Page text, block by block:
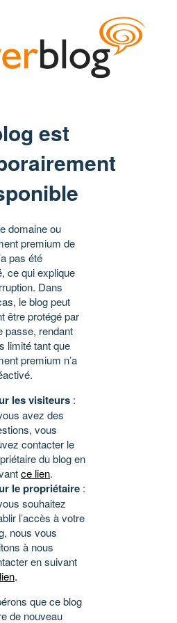
est
domaine ou
premium de
pas été
ce qui explique
Dans
le blog peut
être protégé par
passe, rendant
limité tant que
premium n’a
les visiteurs :
avez des
vous
contacter le
du blog en
ce lien.
le propriétaire :
souhaitez
l’accès à votre
nous vous
à nous
en suivant
.
que ce blog
de nouveau